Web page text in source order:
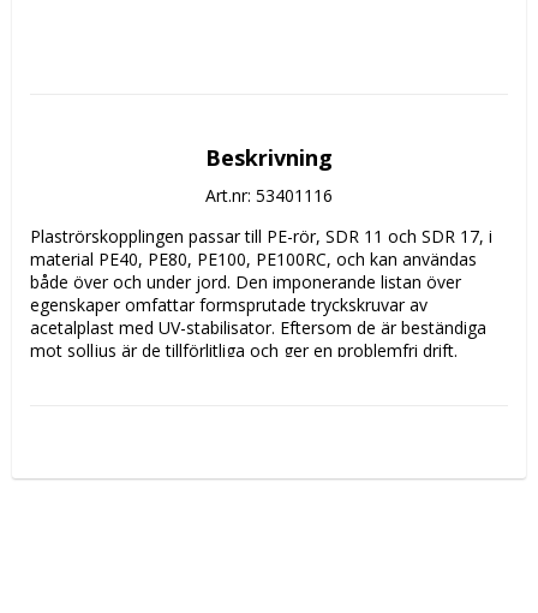
Beskrivning
Art.nr: 53401116
Plaströrskopplingen passar till PE-rör, SDR 11 och SDR 17, i
material PE40, PE80, PE100, PE100RC, och kan användas
både över och under jord. Den imponerande listan över
egenskaper omfattar formsprutade tryckskruvar av
acetalplast med UV-stabilisator. Eftersom de är beständiga
mot solljus är de tillförlitliga och ger en problemfri drift.